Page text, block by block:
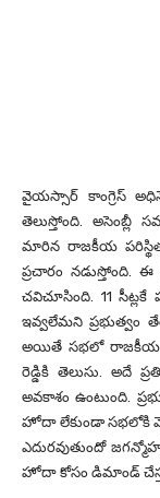
వైయస్సార్ కాంగ్రెస్
తెలుస్తోంది. అసెంబ్లీ
మారిన రాజకీయ
ప్రచారం నడుస్తోంది.
చవిచూసింది. 11
ఇవ్వలేమని ప్రభుత్వం
అయితే సభలో రాజకీయ
రెడ్డికి తెలుసు. అదే
అవకాశం ఉంటుంది.
హోదా లేకుండా సభలోకి
ఎదురవుతుందో
హోదా కోసం డిమాండ్